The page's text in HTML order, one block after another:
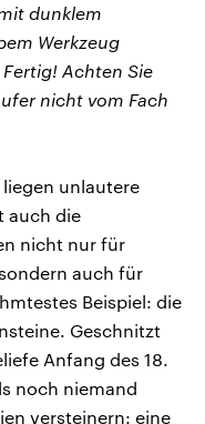
dunklem
Werkzeug
Achten Sie
nicht vom Fach
liegen unlautere
auch die
nicht nur für
auch für
Beispiel: die
Geschnitzt
Anfang des 18.
noch niemand
versteinern: eine